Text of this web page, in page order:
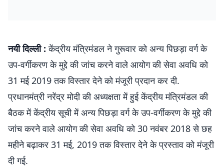
नयी दिल्ली :केंद्रीय मंत्रिमंडल ने गुरूवार को अन्‍य पिछड़ा वर्ग के
उप-वर्गीकरण के मुद्दे की जांच करने वाले आयोग की सेवा अवधि को
31 मई 2019 तक विस्‍तार देने को मंजूरी प्रदान कर दी.
प्रधानमंत्री नरेंद्र मोदी की अध्‍यक्षता में हुई केंद्रीय मंत्रिमंडल की
बैठक में केंद्रीय सूची में अन्य पिछड़ा वर्ग के उप-वर्गीकरण के मुद्दे की
जांच करने वाले आयोग की सेवा अवधि को 30 नवंबर 2018 से छह
महीने बढ़ाकर 31 मई, 2019 तक विस्‍तार देने के प्रस्ताव को मंजूरी
दी गई.